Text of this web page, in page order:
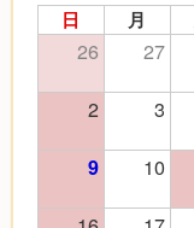
日 月
26 27
2
3
9 10